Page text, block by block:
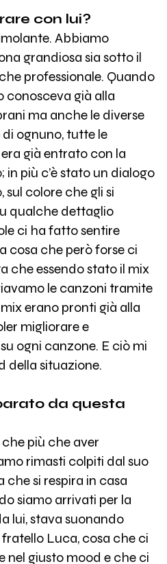
con lui?
Abbiamo
grandiosa sia sotto il
professionale. Quando
conosceva già alla
ma anche le diverse
ognuno, tutte le
già entrato con la
in più c’è stato un dialogo
colore che gli si
qualche dettaglio
ci ha fatto sentire
cosa che però forse ci
che essendo stato il mix
le canzoni tramite
erano pronti già alla
migliorare e
ogni canzone. E ciò mi
della situazione.
da questa
più che aver
rimasti colpiti dal suo
che si respira in casa
siamo arrivati per la
lui, stava suonando
Luca, cosa che ci
nel giusto mood e che ci